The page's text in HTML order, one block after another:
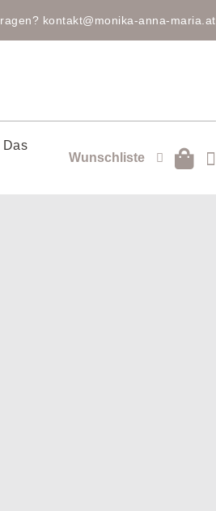
kontakt@monika-anna-maria.at
Das
Wunschliste  